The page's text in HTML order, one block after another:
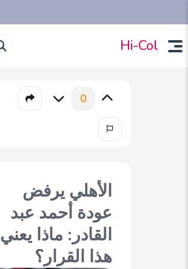
Hi-Col
0
الأهلي يرفض
عودة أحمد عبد
القادر: ماذا يعني
هذا القرار؟